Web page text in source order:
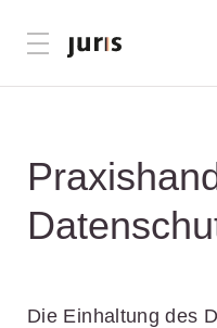
Menü öffnen
Die Einhaltung des